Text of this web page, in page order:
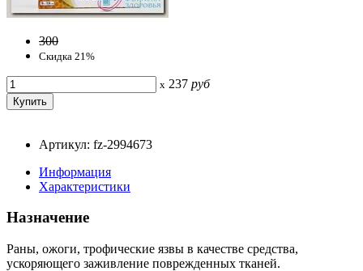
300
Скидка 21%
x 237 руб
Артикул: fz-2994673
Информация
Характеристики
Назначение
Раны, ожоги, трофические язвы в качестве средства,
ускоряющего заживление поврежденных тканей.